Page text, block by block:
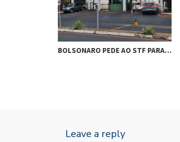
BOLSONARO PEDE AO STF PARA…
Leave a reply